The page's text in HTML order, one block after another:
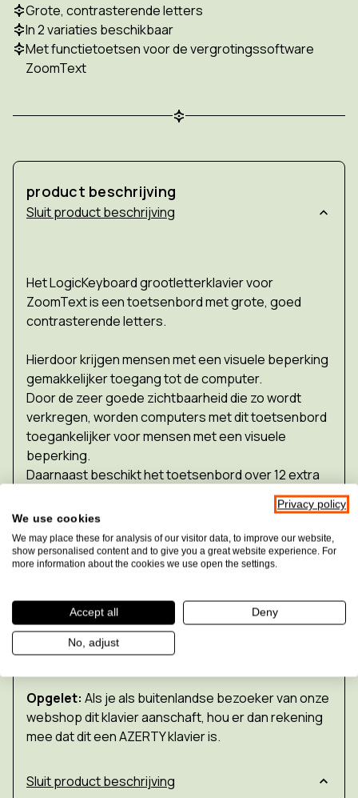
Grote, contrasterende letters
In 2 variaties beschikbaar
Met functietoetsen voor de vergrotingssoftware
ZoomText
product beschrijving
product beschrijving
Het LogicKeyboard grootletterklavier voor
ZoomText is een toetsenbord met grote, goed
contrasterende letters.
Hierdoor krijgen mensen met een visuele beperking
gemakkelijker toegang tot de computer.
Door de zeer goede zichtbaarheid die zo wordt
verkregen, worden computers met dit toetsenbord
toegankelijker voor mensen met een visuele
beperking.
Daarnaast beschikt het toetsenbord over 12 extra
functietoetsen waarmee je snel toegang krijgt tot
de voornaamste functies van de ZoomText
vergrotingssoftware : de ZoomText
functietoetsen.
toetsenbord met witte letters (Franse azerty) of
gele toetsen met zwarte letters (Belgische azerty).
Opgelet: Als je als buitenlandse bezoeker van onze
webshop dit klavier aanschaft, hou er dan rekening
mee dat dit een AZERTY klavier is.
Sluit product beschrijving
Privacy policy
We use cookies
We may place these for analysis of our visitor data, to improve our website,
show personalised content and to give you a great website experience. For
more information about the cookies we use open the settings.
Accept all Deny
No, adjust